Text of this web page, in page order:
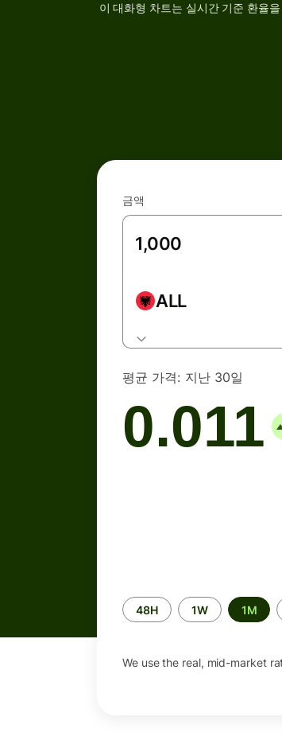
이 대화형 차트는 실시간 기준 환율
금액
ALL
평균 가격: 지난 30일
0.011
Time
period
48H 1W 1M
We use the real, mid-market